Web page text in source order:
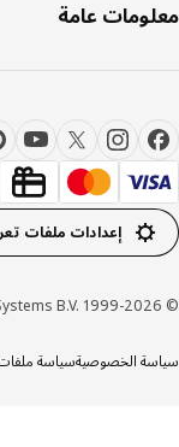
عامة
إعدادات ملفات تعريف
الخصوصيةسياسة ملفات